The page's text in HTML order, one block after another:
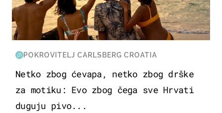
POKROVITELJ CARLSBERG CROATIA
Netko zbog ćevapa, netko zbog drške
za motiku: Evo zbog čega sve Hrvati
duguju pivo...